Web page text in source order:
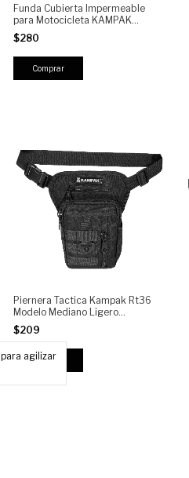
para agilizar
Funda Cubierta Impermeable
para Motocicleta KAMPAK
KW009 | Protector para Moto,
Scooter y Bicicleta | Cobertor
Contra Lluvia, Polvo y Sol
$280
Comprar
Piernera Tactica Kampak Rt36
Modelo Mediano Ligero
Multiusos
$209